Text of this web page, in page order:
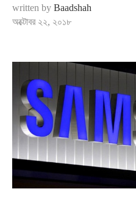
written by Baadshah
অক্টোবর ২২, ২০১৮